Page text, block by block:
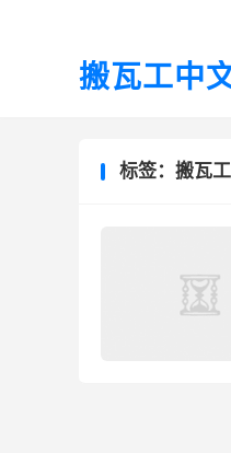
搬瓦工中
标签：搬瓦